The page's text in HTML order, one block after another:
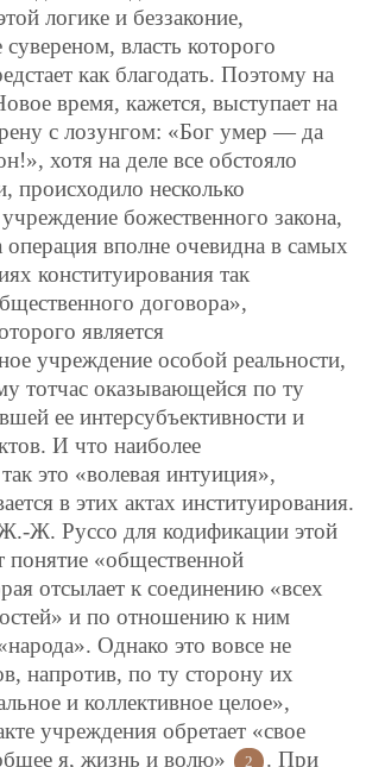
логике и беззаконие,
власть которого
как благодать. Поэтому на
время, кажется, выступает на
с лозунгом: «Бог умер — да
хотя на деле все обстояло
происходило несколько
божественного закона,
операция вполне очевидна в самых
конституирования так
договора»,
является
учреждение особой реальности,
тотчас оказывающейся по ту
ее интерсубъективности и
И что наиболее
это «волевая интуиция»,
в этих актах институирования.
Ж. Руссо для кодификации этой
понятие «общественной
отсылает к соединению «всех
и по отношению к ним
Однако это вовсе не
напротив, по ту сторону их
и коллективное целое»,
учреждения обретает «свое
я, жизнь и волю»
2
. При